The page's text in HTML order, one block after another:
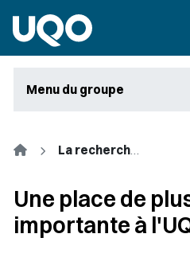
Menu du groupe
Accueil La recherche et la création
Une place de
importante à